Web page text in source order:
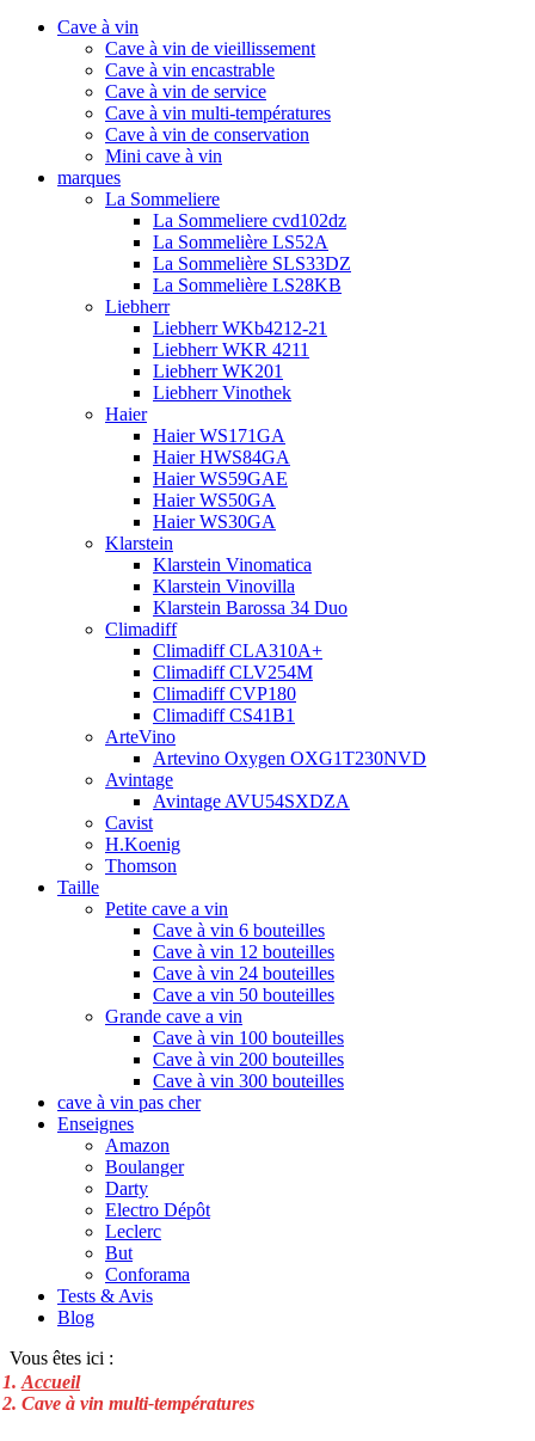
Cave à vin
Cave à vin de vieillissement
Cave à vin encastrable
Cave à vin de service
Cave à vin multi-températures
Cave à vin de conservation
Mini cave à vin
marques
La Sommeliere
La Sommeliere cvd102dz
La Sommelière LS52A
La Sommelière SLS33DZ
La Sommelière LS28KB
Liebherr
Liebherr WKb4212-21
Liebherr WKR 4211
Liebherr WK201
Liebherr Vinothek
Haier
Haier WS171GA
Haier HWS84GA
Haier WS59GAE
Haier WS50GA
Haier WS30GA
Klarstein
Klarstein Vinomatica
Klarstein Vinovilla
Klarstein Barossa 34 Duo
Climadiff
Climadiff CLA310A+
Climadiff CLV254M
Climadiff CVP180
Climadiff CS41B1
ArteVino
Artevino Oxygen OXG1T230NVD
Avintage
Avintage AVU54SXDZA
Cavist
H.Koenig
Thomson
Taille
Petite cave a vin
Cave à vin 6 bouteilles
Cave à vin 12 bouteilles
Cave à vin 24 bouteilles
Cave a vin 50 bouteilles
Grande cave a vin
Cave à vin 100 bouteilles
Cave à vin 200 bouteilles
Cave à vin 300 bouteilles
cave à vin pas cher
Enseignes
Amazon
Boulanger
Darty
Electro Dépôt
Leclerc
But
Conforama
Tests & Avis
Blog
Vous êtes ici :
Accueil
Cave à vin multi-températures